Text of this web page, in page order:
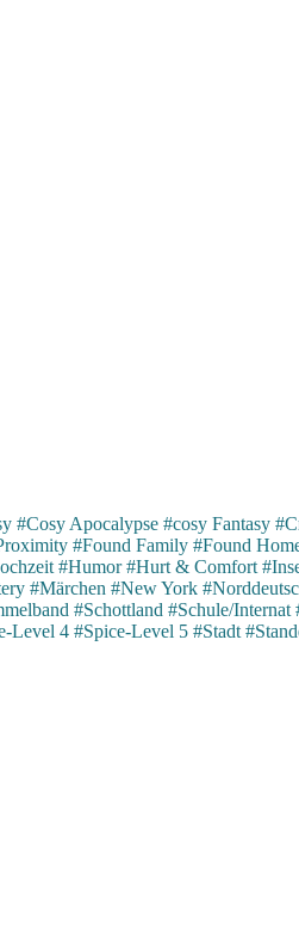
#Cosy Apocalypse #cosy Fantasy
#Found Family #Found
#Humor #Hurt & Comfort
#Märchen #New York
#Schottland #Schule/Internat
Level 4 #Spice-Level 5 #Stadt